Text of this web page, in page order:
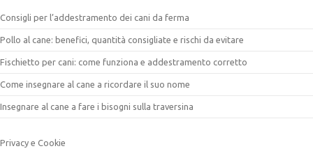
Consigli per l’addestramento dei cani da ferma
Pollo al cane: benefici, quantità consigliate e rischi da evitare
Fischietto per cani: come funziona e addestramento corretto
Come insegnare al cane a ricordare il suo nome
Insegnare al cane a fare i bisogni sulla traversina
Privacy e Cookie